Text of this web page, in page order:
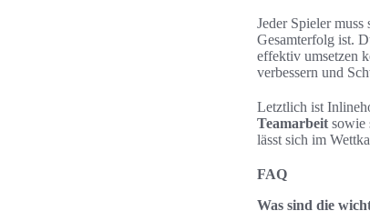
Jeder Spieler
Gesamterfolg ist.
effektiv umsetzen
verbessern und
Letztlich ist
Teamarbeit sowie
lässt sich im
FAQ
Was sind die